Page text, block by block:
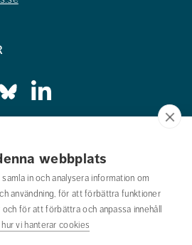
webbplats
in och analysera information om
användning, för att förbättra funktioner
för att förbättra och anpassa innehåll
vi hanterar cookies